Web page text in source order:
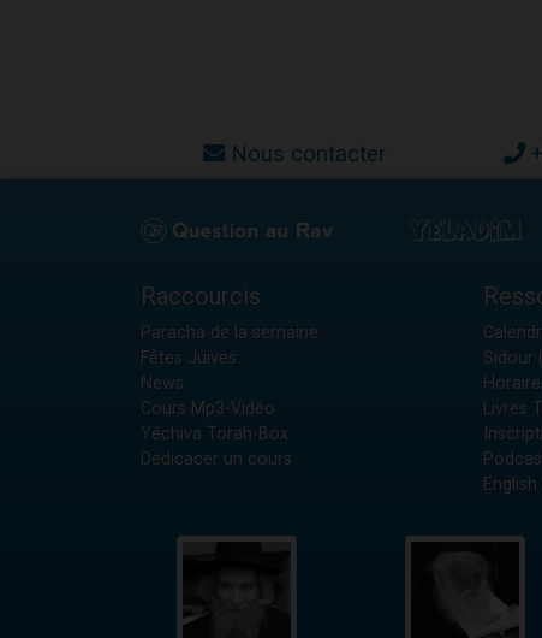
Nous contacter
Raccourcis
Paracha de la semaine
Fêtes Juives
News
Cours Mp3-Vidéo
Yéchiva Torah-Box
Dédicacer un cours
Sidour
Livres